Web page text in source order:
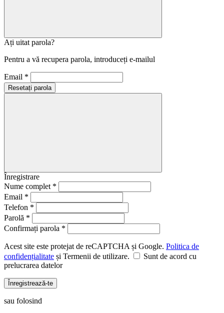
Ați uitat parola?
Pentru a vă recupera parola, introduceți e-mailul
Email *
Resetați parola
Înregistrare
Nume complet *
Email *
Telefon *
Parolă *
Confirmați parola *
Acest site este protejat de reCAPTCHA și Google. Politica de
confidențialitate și Termenii de utilizare.
Sunt de acord cu
prelucrarea datelor
Înregistrează-te
sau folosind